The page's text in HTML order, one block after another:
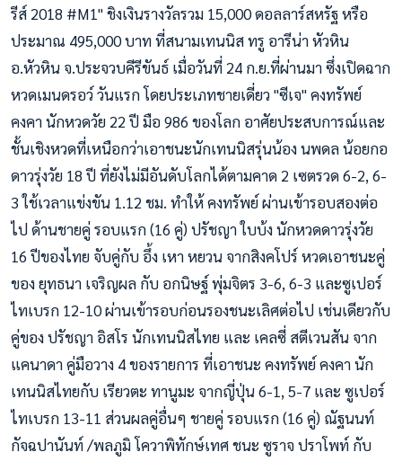
รีส์ 2018 #M1" ชิงเงินรางวัลรวม 15,000 ดอลลาร์สหรัฐ หรือ
ประมาณ 495,000 บาท ที่สนามเทนนิส ทรู อารีน่า หัวหิน
อ.หัวหิน จ.ประจวบคีรีขันธ์ เมื่อวันที่ 24 ก.ย.ที่ผ่านมา ซึ่งเปิดฉาก
หวดเมนดรอว์ วันแรก โดยประเภทชายเดี่ยว "ซีเจ" คงทรัพย์
คงคา นักหวดวัย 22 ปี มือ 986 ของโลก อาศัยประสบการณ์และ
ชั้นเชิงหวดที่เหนือกว่าเอาชนะนักเทนนิสรุ่นน้อง นพดล น้อยกอ
ดาวรุ่งวัย 18 ปี ที่ยังไม่มีอันดับโลกได้ตามคาด 2 เซตรวด 6-2, 6-
3 ใช้เวลาแข่งขัน 1.12 ชม. ทำให้ คงทรัพย์ ผ่านเข้ารอบสองต่อ
ไป ด้านชายคู่ รอบแรก (16 คู่) ปรัชญา ใบบ้ง นักหวดดาวรุ่งวัย
16 ปีของไทย จับคู่กับ อึ้ง เหา หยวน จากสิงคโปร์ หวดเอาชนะคู่
ของ ยุทธนา เจริญผล กับ อกนิษฐ์ พุ่มจิตร 3-6, 6-3 และซูเปอร์
ไทเบรก 12-10 ผ่านเข้ารอบก่อนรองชนะเลิศต่อไป เช่นเดียวกับ
คู่ของ ปรัชญา อิสโร นักเทนนิสไทย และ เคลซี่ สตีเวนสัน จาก
แคนาดา คู่มือวาง 4 ของรายการ ที่เอาชนะ คงทรัพย์ คงคา นัก
เทนนิสไทยกับ เรียวตะ ทานูมะ จากญี่ปุ่น 6-1, 5-7 และ ซูเปอร์
ไทเบรก 13-11 ส่วนผลคู่อื่นๆ ชายคู่ รอบแรก (16 คู่) ณัฐนนท์
กัจฉปานันท์ /พลภูมิ โควาพิทักษ์เทศ ชนะ ซูราจ ปราโพท์ กับ